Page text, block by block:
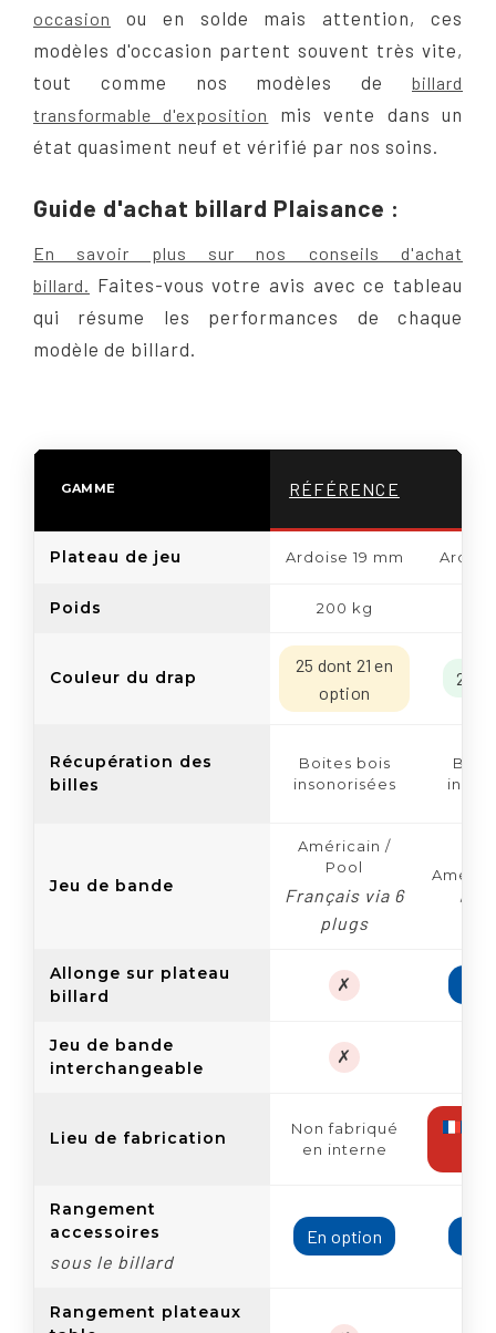
occasion
ou en solde mais attention, ces
modèles d'occasion partent souvent très vite,
tout comme nos modèles de billard
transformable d'exposition
mis vente dans un
état quasiment neuf et vérifié par nos soins.
Guide d'achat billard Plaisance :
En savoir plus sur nos conseils d'achat
billard. Faites-vous votre avis avec ce tableau
qui résume les performances de chaque
modèle de billard.
GAMME RÉFÉRENCE
Plateau de jeu Ardoise 19 mm
Poids 200 kg
Couleur du drap
25 dont 21 en
option
25
Récupération des
billes
Boites bois
insonorisées
Jeu de bande
Américain /
Pool
Français via 6
plugs
/
Allonge sur plateau
billard
✗
Jeu de bande
interchangeable
✗
Lieu de fabrication
Non fabriqué
en interne
Rangement
accessoires
sous le billard
En option
Rangement plateaux